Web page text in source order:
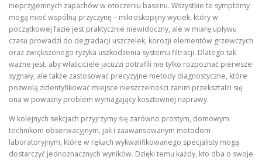
nieprzyjemnych zapachów w otoczeniu basenu. Wszystkie te symptomy
mogą mieć wspólną przyczynę – mikroskopijny wyciek, który w
początkowej fazie jest praktycznie niewidoczny, ale w miarę upływu
czasu prowadzi do degradacji uszczelek, korozji elementów grzewczych
oraz zwiększonego ryzyka uszkodzenia systemu filtracji. Dlatego tak
ważne jest, aby właściciele jacuzzi potrafili nie tylko rozpoznać pierwsze
sygnały, ale także zastosować precyzyjne metody diagnostyczne, które
pozwolą zidentyfikować miejsce nieszczelności zanim przekształci się
ona w poważny problem wymagający kosztownej naprawy.
W kolejnych sekcjach przyjrzymy się zarówno prostym, domowym
technikom obserwacyjnym, jak i zaawansowanym metodom
laboratoryjnym, które w rękach wykwalifikowanego specjalisty mogą
dostarczyć jednoznacznych wyników. Dzięki temu każdy, kto dba o swoje